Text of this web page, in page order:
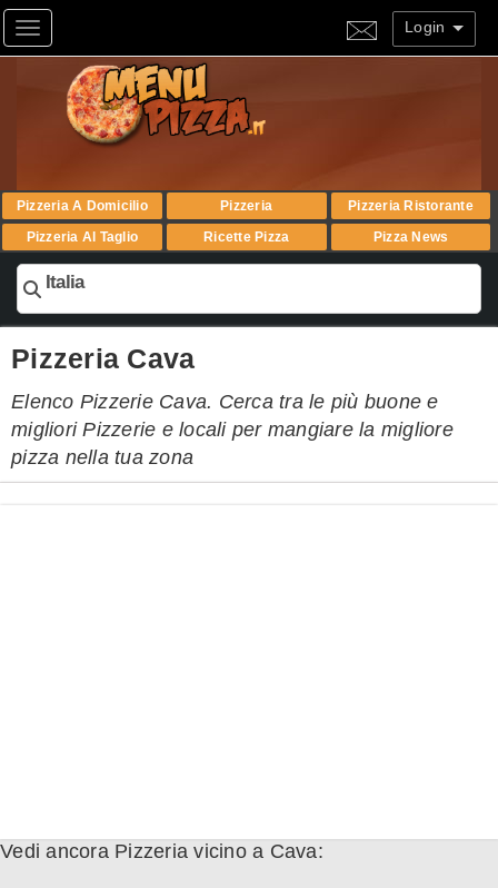
Toggle navigation Login
Pizzeria A Domicilio Pizzeria
Pizzeria Ristorante
Pizzeria Al Taglio
Ricette Pizza Pizza News
Italia
Pizzeria Cava
Elenco Pizzerie Cava. Cerca tra le più buone e
migliori Pizzerie e locali per mangiare la migliore
pizza nella tua zona
Vedi ancora Pizzeria vicino a Cava: